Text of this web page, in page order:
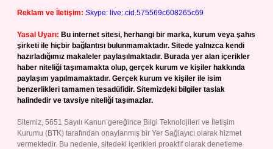
Reklam ve İletişim: Skype: live:.cid.575569c608265c69
Yasal Uyarı: Bu internet sitesi, herhangi bir marka, kurum veya şahıs
şirketi ile hiçbir bağlantısı bulunmamaktadır. Sitede yalnızca kendi
hazırladığımız makaleler paylaşılmaktadır. Burada yer alan içerikler
haber niteliği taşımamakta olup, gerçek kurum ve kişiler hakkında
paylaşım yapılmamaktadır. Gerçek kurum ve kişiler ile isim
benzerlikleri tamamen tesadüfidir. Sitemizdeki bilgiler taslak
halindedir ve tavsiye niteliği taşımazlar.
Sitemiz, 5651 Sayılı Kanun gereğince Bilgi Teknolojileri ve İletişim
Kurumu (BTK) tarafından onaylanmış bir Yer Sağlayıcı olarak hizmet
vermektedir. Bu nedenle, sitedeki içerikleri proaktif olarak denetleme